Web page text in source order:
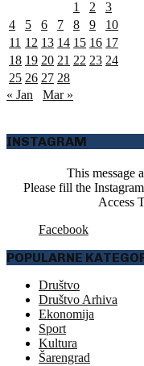
1
2
3
4
5 6 7 8 9
10
11 12 13 14 15 16 17
18 19 20 21 22 23 24
25 26 27 28
« Jan
Mar »
INSTAGRAM
This message
Please fill the
Access
Facebook
POPULARNE
Društvo
Društvo Arhiva
Ekonomija
Sport
Kultura
Šarengrad